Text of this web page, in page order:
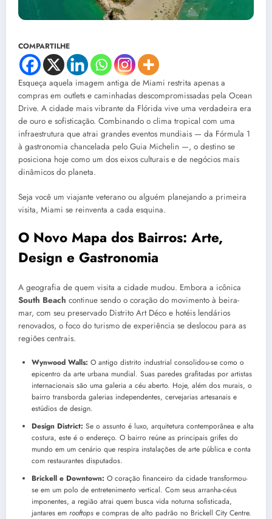
COMPARTILHE
Esqueça aquela imagem antiga de Miami restrita apenas a
compras em outlets e caminhadas descompromissadas pela Ocean
Drive. A cidade mais vibrante da Flórida vive uma verdadeira era
de ouro e sofisticação. Combinando o clima tropical com uma
infraestrutura que atrai grandes eventos mundiais — da Fórmula 1
à gastronomia chancelada pelo Guia Michelin —, o destino se
posiciona hoje como um dos eixos culturais e de negócios mais
dinâmicos do planeta.
Seja você um viajante veterano ou alguém planejando a primeira
visita, Miami se reinventa a cada esquina.
O Novo Mapa dos Bairros: Arte,
Design e Gastronomia
A geografia de quem visita a cidade mudou. Embora a icônica
South Beach continue sendo o coração do movimento à beira-
mar, com seu preservado Distrito Art Déco e hotéis lendários
renovados, o foco do turismo de experiência se deslocou para as
regiões centrais.
Wynwood Walls: O antigo distrito industrial consolidou-se como o
epicentro da arte urbana mundial. Suas paredes grafitadas por artistas
internacionais são uma galeria a céu aberto. Hoje, além dos murais, o
bairro transborda galerias independentes, cervejarias artesanais e
estúdios de design.
Design District: Se o assunto é luxo, arquitetura contemporânea e alta
costura, este é o endereço. O bairro reúne as principais grifes do
mundo em um cenário que respira instalações de arte pública e conta
com restaurantes disputados.
Brickell e Downtown: O coração financeiro da cidade transformou-
se em um polo de entretenimento vertical. Com seus arranha-céus
imponentes, a região atrai quem busca vida noturna sofisticada,
jantares em rooftops e compras de alto padrão no Brickell City Centre.